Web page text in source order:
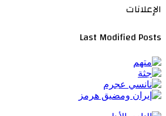
الإعلانات
Last Modified Posts